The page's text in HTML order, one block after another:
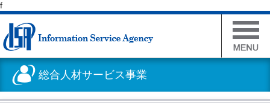
f
総合人材サービス事業